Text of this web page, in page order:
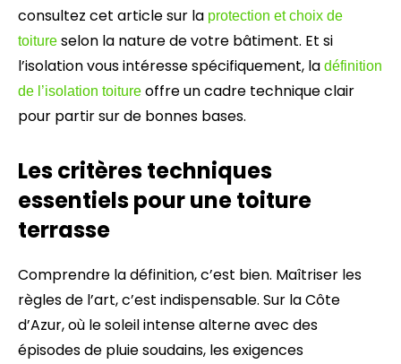
consultez cet article sur la protection et choix de
toiture selon la nature de votre bâtiment. Et si
l’isolation vous intéresse spécifiquement, la définition
de l’isolation toiture offre un cadre technique clair
pour partir sur de bonnes bases.
Les critères techniques
essentiels pour une toiture
terrasse
Comprendre la définition, c’est bien. Maîtriser les
règles de l’art, c’est indispensable. Sur la Côte
d’Azur, où le soleil intense alterne avec des
épisodes de pluie soudains, les exigences